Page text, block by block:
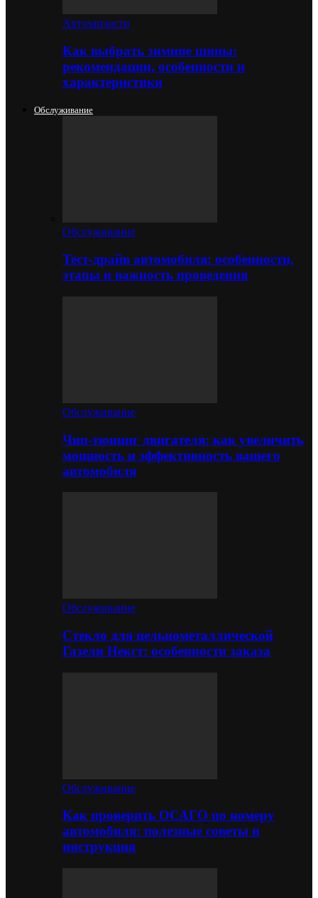
Автозапчасти
Как выбрать зимние шины:
рекомендации, особенности и
характеристики
Обслуживание
Обслуживание
Тест-драйв автомобиля: особенности,
этапы и важность проведения
Обслуживание
Чип-тюнинг двигателя: как увеличить
мощность и эффективность вашего
автомобиля
Обслуживание
Стекло для цельнометаллической
Газели Некст: особенности заказа
Обслуживание
Как проверить ОСАГО по номеру
автомобиля: полезные советы и
инструкция